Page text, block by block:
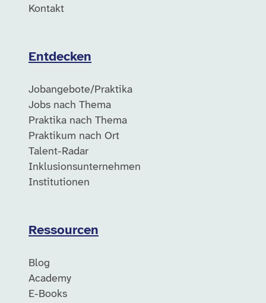
Kontakt
Entdecken
Jobangebote/Praktika
Jobs nach Thema
Praktika nach Thema
Praktikum nach Ort
Talent-Radar
Inklusionsunternehmen
Institutionen
Ressourcen
Blog
Academy
E-Books